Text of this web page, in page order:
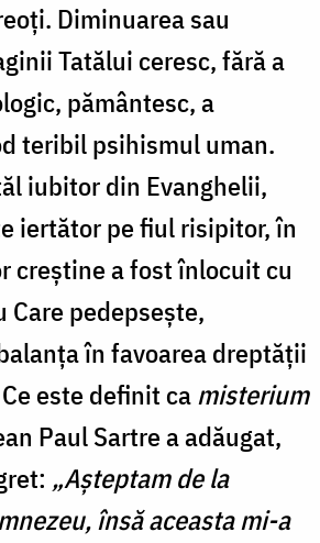
Diminuarea sau
Tatălui ceresc, fără a
pământesc, a
teribil psihismul uman.
iubitor din Evanghelii,
iertător pe fiul risipitor, în
creştine a fost înlocuit cu
Care pedepseşte,
în favoarea dreptăţii
este definit camisterium
Paul Sartre a adăugat,
„Aşteptam de la
însă aceasta mi-a